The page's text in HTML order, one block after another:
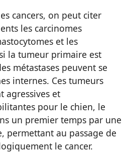
cancers, on peut citer
les carcinomes
et les
la tumeur primaire est
métastases peuvent se
internes. Ces tumeurs
agressives et
pour le chien, le
un premier temps par une
permettant au passage de
le cancer.